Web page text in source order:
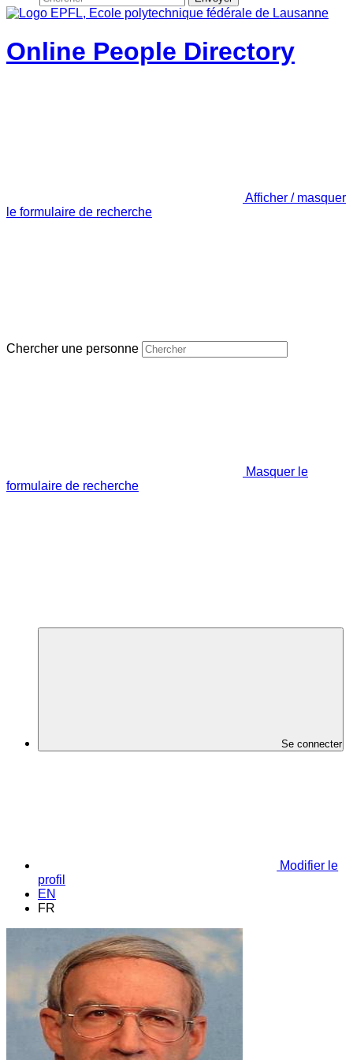
Online People Directory
Afficher / masquer
le formulaire de recherche
Chercher une personne
Masquer le
formulaire de recherche
Se connecter
Modifier le
profil
EN
FR